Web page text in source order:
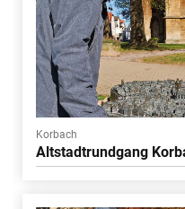
Korbach
Altstadtrundgang